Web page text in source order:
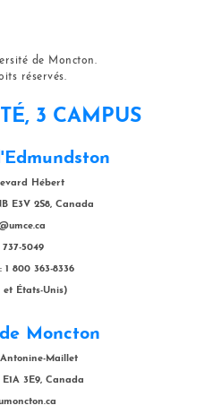
de Moncton.
réservés.
3 CAMPUS
Hébert
E3V 2S8, Canada
5049
1 800 363-8336
États-Unis)
Moncton
Antonine-Maillet
3E9, Canada